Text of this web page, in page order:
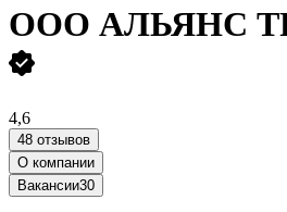
ООО АЛЬЯНС
4,6
48 отзывов
О компании
Вакансии30